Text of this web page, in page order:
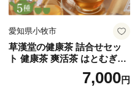
愛知県小牧市
草漢堂の健康茶 詰合せセッ
ト 健康茶 爽活茶 はとむぎ茶
温補茶 健食茶 和漢紅茶 お茶
7,000円